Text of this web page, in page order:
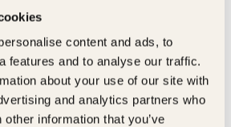
content and ads, to
features and to analyse our traffic.
about your use of our site with
and analytics partners who
information that you’ve
Les mer